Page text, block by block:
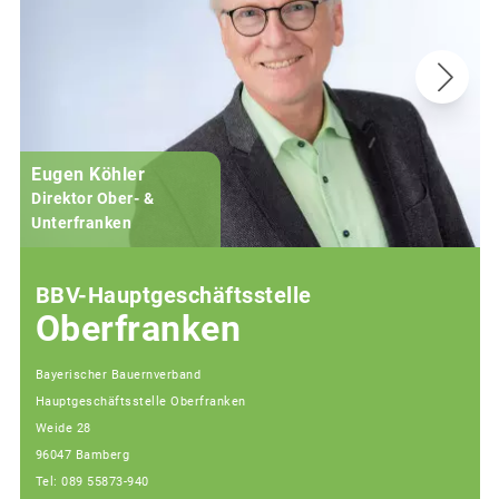
Eugen Köhler
Direktor Ober- &
Unterfranken
BBV-Hauptgeschäftsstelle
Oberfranken
Bayerischer Bauernverband
Hauptgeschäftsstelle Oberfranken
Weide 28
96047 Bamberg
Tel: 089 55873-940